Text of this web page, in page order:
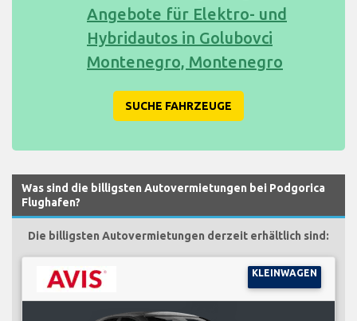
Angebote für Elektro- und
Hybridautos in Golubovci
Montenegro, Montenegro
SUCHE FAHRZEUGE
Was sind die billigsten Autovermietungen bei Podgorica
Flughafen?
Die billigsten Autovermietungen derzeit erhältlich sind:
KLEINWAGEN